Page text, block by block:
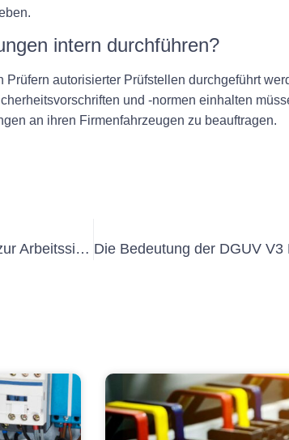
intern durchführen?
autorisierter Prüfstellen durchgeführt
und -normen einhalten
an ihren Firmenfahrzeugen zu beauftragen.
DGUV V3 verstehen: Ein umfassender Leitfaden zur Arbeitssicherheit